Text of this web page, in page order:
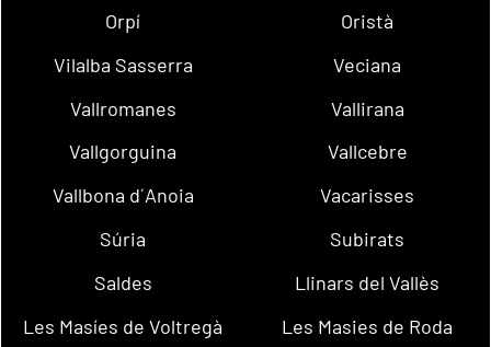
Orpí
Oristà
Vilalba Sasserra
Veciana
Vallromanes
Vallirana
Vallgorguina
Vallcebre
Vallbona d´Anoia
Vacarisses
Súria
Subirats
Saldes
Llinars del Vallès
Les Masíes de Voltregà
Les Masies de Roda